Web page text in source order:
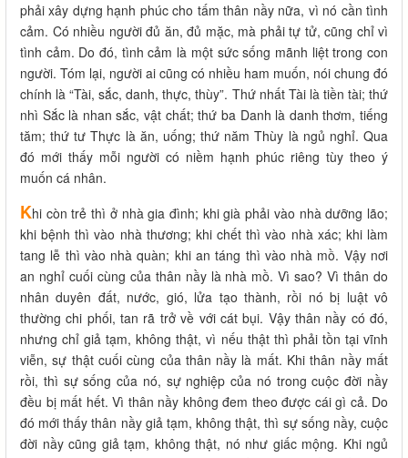
phải xây dựng hạnh phúc cho tấm thân nầy nữa, vì nó cần tình
cảm. Có nhiều người đủ ăn, đủ mặc, mà phải tự tử, cũng chỉ vì
tình cảm. Do đó, tình cảm là một sức sống mãnh liệt trong con
người. Tóm lại, người ai cũng có nhiều ham muốn, nói chung đó
chính là “Tài, sắc, danh, thực, thùy”. Thứ nhất Tài là tiền tài; thứ
nhì Sắc là nhan sắc, vật chất; thứ ba Danh là danh thơm, tiếng
tăm; thứ tư Thực là ăn, uống; thứ năm Thùy là ngủ nghỉ. Qua
đó mới thấy mỗi người có niềm hạnh phúc riêng tùy theo ý
muốn cá nhân.
Khi còn trẻ thì ở nhà gia đình; khi già phải vào nhà dưỡng lão;
khi bệnh thì vào nhà thương; khi chết thì vào nhà xác; khi làm
tang lễ thì vào nhà quàn; khi an táng thì vào nhà mồ. Vậy nơi
an nghỉ cuối cùng của thân nầy là nhà mồ. Vì sao? Vì thân do
nhân duyên đất, nước, gió, lửa tạo thành, rồi nó bị luật vô
thường chi phối, tan rã trở về với cát bụi. Vậy thân nầy có đó,
nhưng chỉ giả tạm, không thật, vì nếu thật thì phải tồn tại vĩnh
viễn, sự thật cuối cùng của thân nầy là mất. Khi thân nầy mất
rồi, thì sự sống của nó, sự nghiệp của nó trong cuộc đời nầy
đều bị mất hết. Vì thân nầy không đem theo được cái gì cả. Do
đó mới thấy thân nầy giả tạm, không thật, thì sự sống nầy, cuộc
đời nầy cũng giả tạm, không thật, nó như giấc mộng. Khi ngủ